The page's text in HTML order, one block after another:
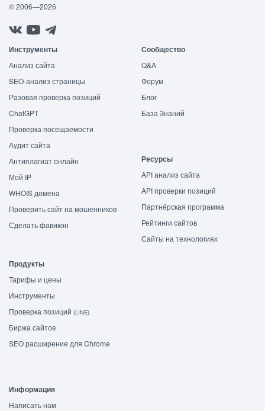
© 2006—2026
Инструменты
Анализ сайта
SEO-анализ страницы
Разовая проверка позиций
ChatGPT
Проверка посещаемости
Аудит сайта
Антиплагиат онлайн
Мой IP
WHOIS домена
Проверить сайт на мошенников
Сделать фавикон
Сообщество
Q&A
Форум
Блог
База Знаний
Ресурсы
API анализ сайта
API проверки позиций
Партнёрская программа
Рейтинги сайтов
Сайты на технологиях
Продукты
Тарифы и цены
Инструменты
Проверка позиций (LINE)
Биржа сайтов
SEO расширение для Chrome
Информация
Написать нам